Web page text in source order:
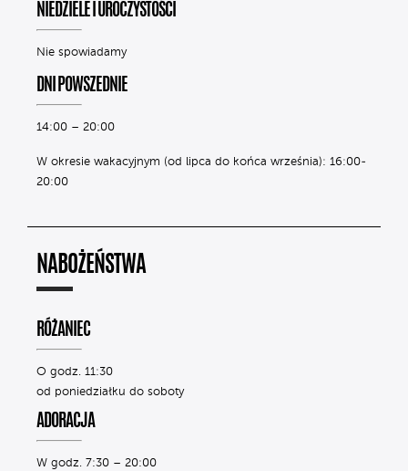
NIEDZIELE I UROCZYSTOŚCI
Nie spowiadamy
DNI POWSZEDNIE
14:00 – 20:00
W okresie wakacyjnym (od lipca do końca września): 16:00-
20:00
NABOŻEŃSTWA
RÓŻANIEC
O godz. 11:30
od poniedziałku do soboty
ADORACJA
W godz. 7:30 – 20:00